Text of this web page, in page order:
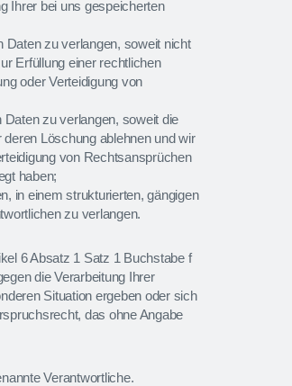
Ihrer bei uns gespeicherten
zu verlangen, soweit nicht
Erfüllung einer rechtlichen
oder Verteidigung von
zu verlangen, soweit die
Löschung ablehnen und wir
von Rechtsansprüchen
haben;
in einem strukturierten, gängigen
zu verlangen.
6 Absatz 1 Satz 1 Buchstabe f
die Verarbeitung Ihrer
Situation ergeben oder sich
das ohne Angabe
Verantwortliche.